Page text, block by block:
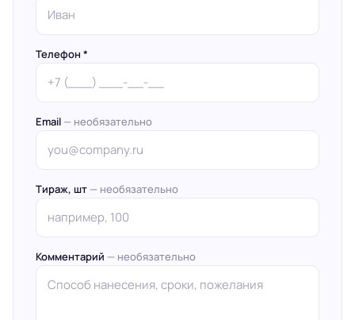
Телефон *
Email — необязательно
Тираж, шт — необязательно
Комментарий — необязательно